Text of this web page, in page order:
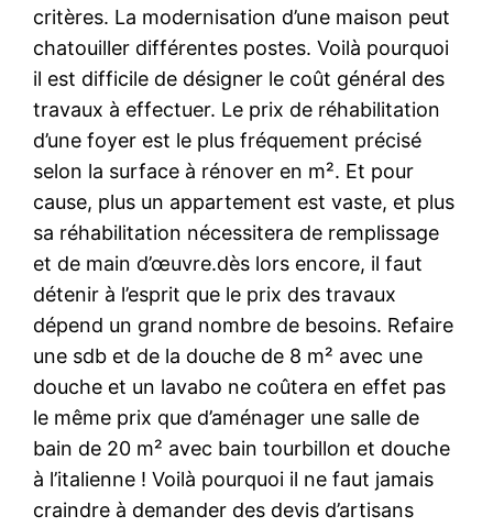
critères. La modernisation d’une maison peut
chatouiller différentes postes. Voilà pourquoi
il est difficile de désigner le coût général des
travaux à effectuer. Le prix de réhabilitation
d’une foyer est le plus fréquement précisé
selon la surface à rénover en m². Et pour
cause, plus un appartement est vaste, et plus
sa réhabilitation nécessitera de remplissage
et de main d’œuvre.dès lors encore, il faut
détenir à l’esprit que le prix des travaux
dépend un grand nombre de besoins. Refaire
une sdb et de la douche de 8 m² avec une
douche et un lavabo ne coûtera en effet pas
le même prix que d’aménager une salle de
bain de 20 m² avec bain tourbillon et douche
à l’italienne ! Voilà pourquoi il ne faut jamais
craindre à demander des devis d’artisans